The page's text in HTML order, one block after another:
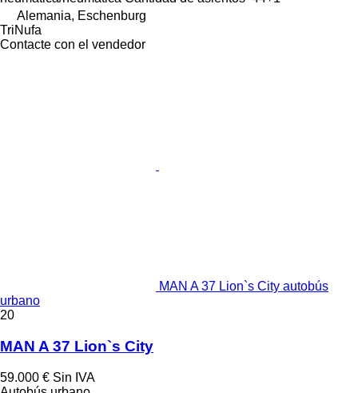
Alemania, Eschenburg
TriNufa
Contacte con el vendedor
MAN A 37 Lion`s City autobús
urbano
20
MAN A 37 Lion`s City
59.000 € Sin IVA